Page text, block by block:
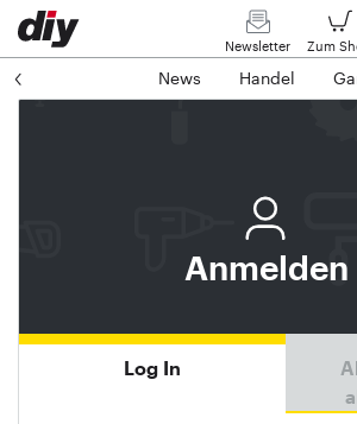
Newsletter Zum
News Handel
Anmelden
Log In